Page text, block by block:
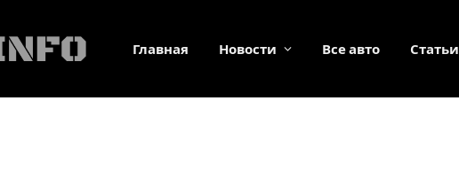
Главная Новости Все авто Статьи